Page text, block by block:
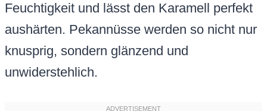
Feuchtigkeit und lässt den Karamell perfekt
aushärten. Pekannüsse werden so nicht nur
knusprig, sondern glänzend und
unwiderstehlich.